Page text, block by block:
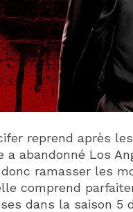
reprend après
a abandonné Los
ramasser les
comprend
dans la saison 5